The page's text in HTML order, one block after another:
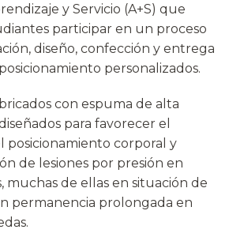
y Servicio (A+S) que
participar en un proceso
diseño, confección y entrega
personalizados.
con espuma de alta
para favorecer el
posicionamiento corporal y
de lesiones por presión en
muchas de ellas en situación de
permanencia prolongada en